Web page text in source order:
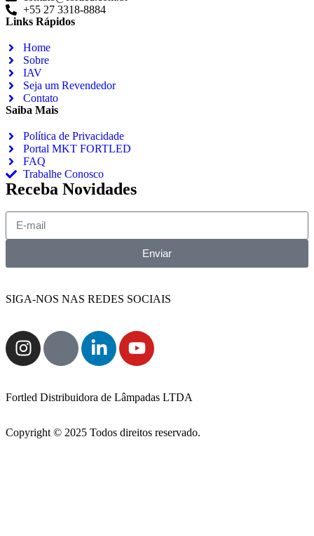
+55 27 3318-8884
Links Rápidos
Home
Sobre
IAV
Seja um Revendedor
Contato
Saiba Mais
Política de Privacidade
Portal MKT FORTLED
FAQ
Trabalhe Conosco
Receba Novidades
Enviar
SIGA-NOS NAS REDES SOCIAIS
Fortled Distribuidora de Lâmpadas LTDA
Copyright © 2025 Todos direitos reservado.